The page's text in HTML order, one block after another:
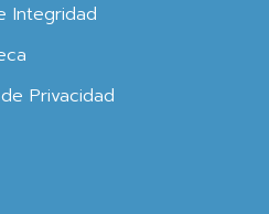
Integridad
Privacidad